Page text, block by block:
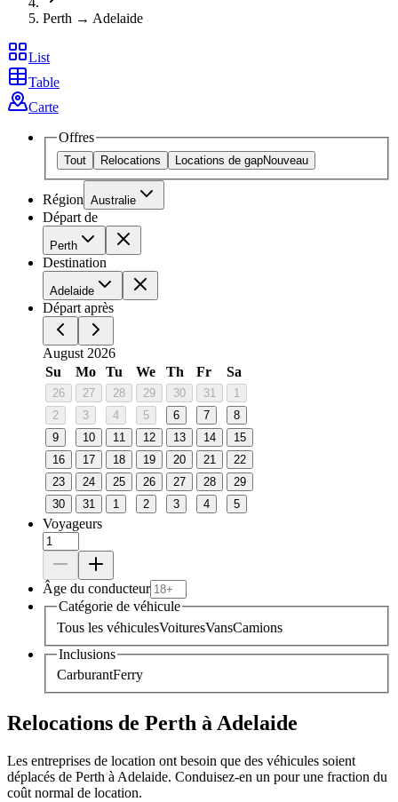
Perth → Adelaide
List
Table
Carte
Offres
Tout Relocations Locations de gapNouveau
Région Australie
Départ de
Perth
Destination
Adelaide
Départ après
August 2026
Su
Mo Tu We Th Fr Sa
26 27 28 29 30 31
1
2
3 4 5 6 7
8
9
10 11 12 13 14
15
16
17 18 19 20 21
22
23
24 25 26 27 28
29
30
31 1 2 3 4 5
Voyageurs
Âge du conducteur
Catégorie de véhicule
Tous les véhiculesVoituresVansCamions
Inclusions
CarburantFerry
Relocations de Perth à Adelaide
Les entreprises de location ont besoin que des véhicules soient
déplacés de Perth à Adelaide. Conduisez-en un pour une fraction du
coût normal de location.